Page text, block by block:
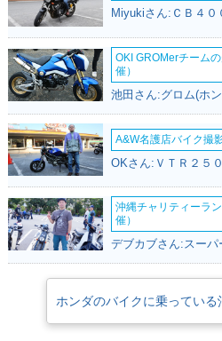
を追加設定。2016年1月には、LEDヘッ
リングを一新してフルモデルチェンジを
定となった。また、2018年のEパッケー
トロールが装備された。2019年モデルで
され、全モデルにグリップヒーター、
ール、ABSが標準装備された。これに
ュアルなのかの、2タイプ設定になった
ンジを受け、欧州規制のユーロ5に適合
まま変更された。引き続き、6速マニュ
インナップ。この2021年モデルは、
（令和2年規制適合）。2024年11月の
年モデルが発表された。ここまで一貫し
ントブレーキは、ダブルディスク式を採
された。［備考］AT限定の大型二輪免
た道路交通法施行令の一部改正に伴い、
以下」という限定が撤廃され、排気量の
OKI GROMerチーム
催）
池田さん:グロム(ホ
A&W名護店バイク撮
OKさん:ＶＴＲ２５
沖縄チャリティーラ
催）
デブカブさん:スー
ホンダのバイクに乗っている